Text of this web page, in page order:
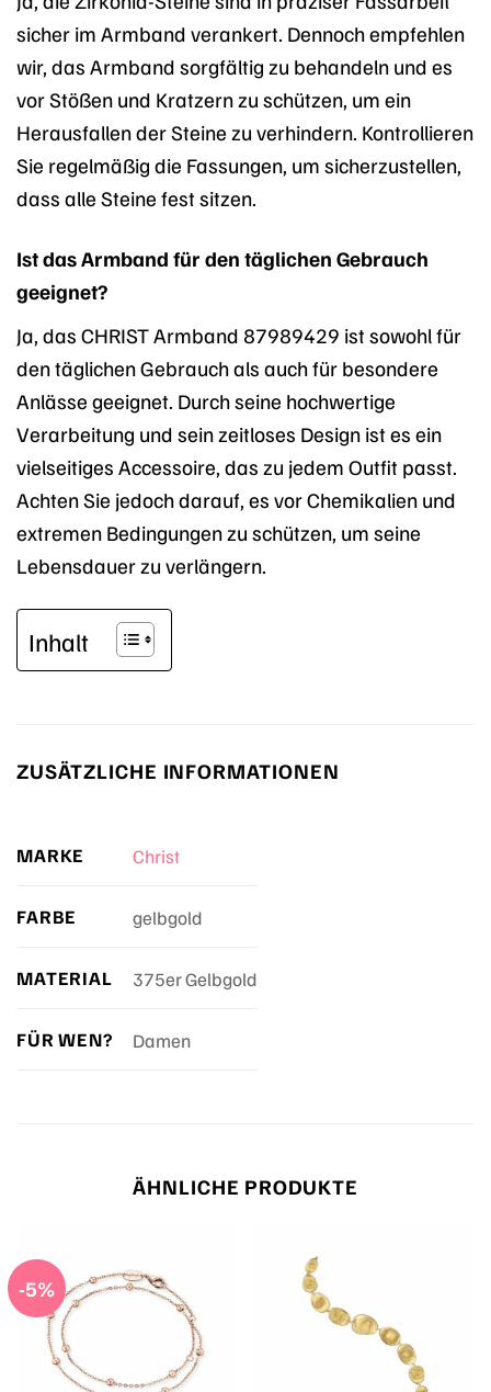
sicher im Armband verankert. Dennoch empfehlen
wir, das Armband sorgfältig zu behandeln und es
vor Stößen und Kratzern zu schützen, um ein
Herausfallen der Steine zu verhindern. Kontrollieren
Sie regelmäßig die Fassungen, um sicherzustellen,
dass alle Steine fest sitzen.
Ist das Armband für den täglichen Gebrauch
geeignet?
Ja, das CHRIST Armband 87989429 ist sowohl für
den täglichen Gebrauch als auch für besondere
Anlässe geeignet. Durch seine hochwertige
Verarbeitung und sein zeitloses Design ist es ein
vielseitiges Accessoire, das zu jedem Outfit passt.
Achten Sie jedoch darauf, es vor Chemikalien und
extremen Bedingungen zu schützen, um seine
Lebensdauer zu verlängern.
Inhalt
ZUSÄTZLICHE INFORMATIONEN
MARKE Christ
FARBE gelbgold
MATERIAL 375er Gelbgold
FÜR WEN? Damen
ÄHNLICHE PRODUKTE
-5%